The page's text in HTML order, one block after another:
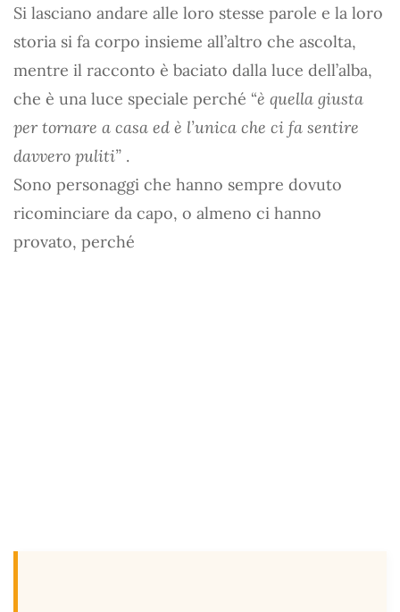
Si lasciano andare alle loro stesse parole e la loro
storia si fa corpo insieme all’altro che ascolta,
mentre il racconto è baciato dalla luce dell’alba,
che è una luce speciale perché “è quella giusta
per tornare a casa ed è l’unica che ci fa sentire
davvero puliti” .
Sono personaggi che hanno sempre dovuto
ricominciare da capo, o almeno ci hanno
provato, perché